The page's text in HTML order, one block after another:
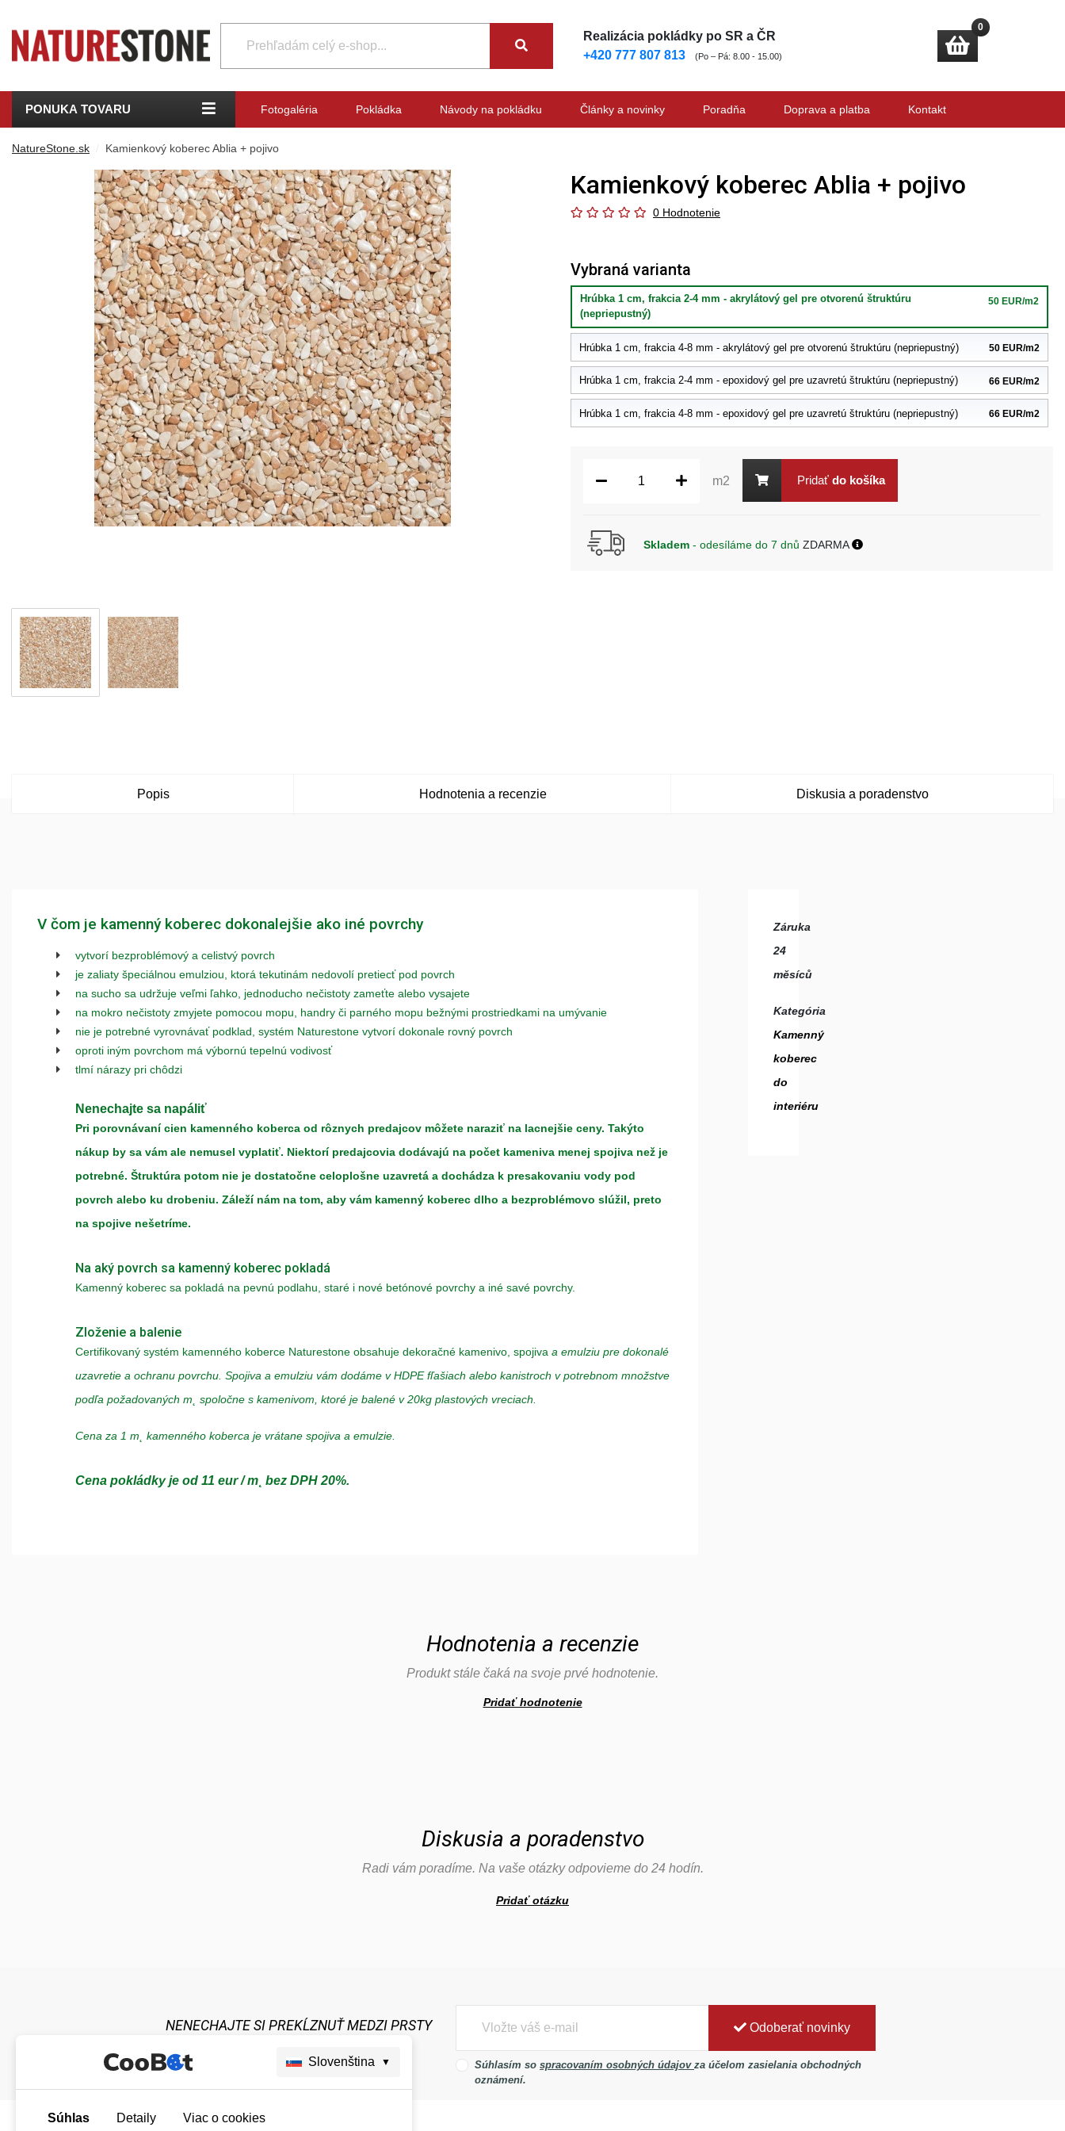
Realizácia pokládky po SR a ČR
+420 777 807 813
(Po – Pá: 8.00 - 15.00)
0
PONUKA TOVARU Fotogaléria Pokládka Návody na pokládku Články a novinky Poradňa Doprava a platba Kontakt
NatureStone.sk Kamienkový koberec Ablia + pojivo
Kamienkový koberec Ablia + pojivo
0 Hodnotenie
Vybraná varianta
Hrúbka 1 cm, frakcia 2-4 mm - akrylátový gel pre otvorenú štruktúru
(nepriepustný)
50 EUR/m2
Hrúbka 1 cm, frakcia 4-8 mm - akrylátový gel pre otvorenú štruktúru (nepriepustný) 50 EUR/m2
Hrúbka 1 cm, frakcia 2-4 mm - epoxidový gel pre uzavretú štruktúru (nepriepustný) 66 EUR/m2
Hrúbka 1 cm, frakcia 4-8 mm - epoxidový gel pre uzavretú štruktúru (nepriepustný) 66 EUR/m2
m2 Pridať do košíka
Skladem - odesíláme do 7 dnůZDARMA
Popis Hodnotenia a recenzie Diskusia a poradenstvo
V čom je kamenný koberec dokonalejšie ako iné povrchy
vytvorí bezproblémový a celistvý povrch
je zaliaty špeciálnou emulziou, ktorá tekutinám nedovolí pretiecť pod povrch
na sucho sa udržuje veľmi ľahko, jednoducho nečistoty zameťte alebo vysajete
na mokro nečistoty zmyjete pomocou mopu, handry či parného mopu bežnými prostriedkami na umývanie
nie je potrebné vyrovnávať podklad, systém Naturestone vytvorí dokonale rovný povrch
oproti iným povrchom má výbornú tepelnú vodivosť
tlmí nárazy pri chôdzi
Nenechajte sa napáliť
Pri porovnávaní cien kamenného koberca od rôznych predajcov môžete naraziť na lacnejšie ceny. Takýto
nákup by sa vám ale nemusel vyplatiť. Niektorí predajcovia dodávajú na počet kameniva menej spojiva než je
potrebné. Štruktúra potom nie je dostatočne celoplošne uzavretá a dochádza k presakovaniu vody pod
povrch alebo ku drobeniu. Záleží nám na tom, aby vám kamenný koberec dlho a bezproblémovo slúžil, preto
na spojive nešetríme.
Na aký povrch sa kamenný koberec pokladá
Kamenný koberec sa pokladá na pevnú podlahu, staré i nové betónové povrchy a iné savé povrchy.
Zloženie a balenie
Certifikovaný systém kamenného koberce Naturestone obsahuje dekoračné kamenivo, spojiva a emulziu pre dokonalé
uzavretie a ochranu povrchu. Spojiva a emulziu vám dodáme v HDPE fľašiach alebo kanistroch v potrebnom množstve
podľa požadovaných m˛ spoločne s kamenivom, ktoré je balené v 20kg plastových vreciach.
Cena za 1 m˛ kamenného koberca je vrátane spojiva a emulzie.
Cena pokládkyje od 11 eur / m˛ bez DPH 20%.
Záruka
24
měsíců
Kategória
Kamenný
koberec
do
interiéru
Hodnotenia a recenzie
Produkt stále čaká na svoje prvé hodnotenie.
Pridať hodnotenie
Diskusia a poradenstvo
Radi vám poradíme. Na vaše otázky odpovieme do 24 hodín.
Pridať otázku
NENECHAJTE SI PREKĹZNUŤ MEDZI PRSTY Odoberať novinky
Súhlasím so spracovaním osobných údajov za účelom zasielania obchodných
oznámení.
Slovenština ▼
Súhlas Detaily Viac o cookies